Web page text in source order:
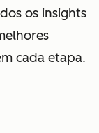
os insights
cada etapa.